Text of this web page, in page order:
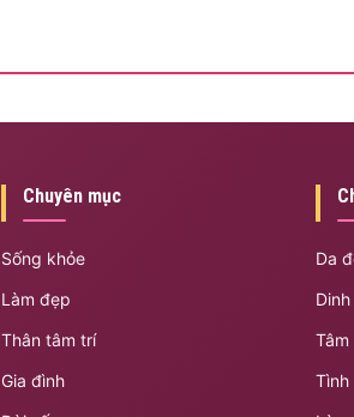
Chuyên mục
Sống khỏe
Làm đẹp
Thân tâm trí
Gia đình
Da
Tình